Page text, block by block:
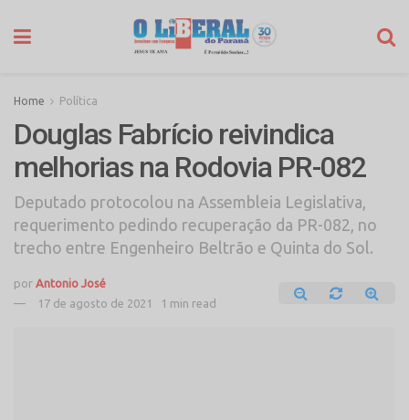
Home Política
Douglas Fabrício reivindica
melhorias na Rodovia PR-082
Deputado protocolou na Assembleia Legislativa,
requerimento pedindo recuperação da PR-082, no
trecho entre Engenheiro Beltrão e Quinta do Sol.
por Antonio José
17 de agosto de 2021
1 min read